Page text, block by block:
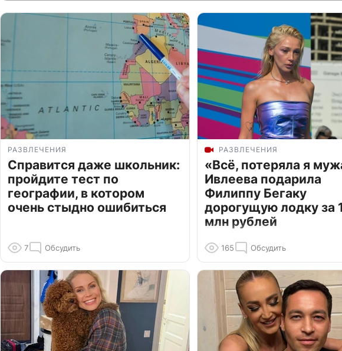
РАЗВЛЕЧЕНИЯ
Справится даже школьник:
пройдите тест по
географии, в котором
очень стыдно ошибиться
7 Обсудить
РАЗВЛЕЧЕНИЯ
«Всё, потеряла я
Ивлеева подарила
Филиппу Бегаку
дорогущую лодку за
млн рублей
165 Обсудить